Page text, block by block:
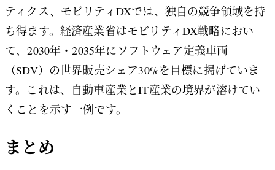
ティクス、モビリティDXでは、独自の競争領域を持
ち得ます。経済産業省はモビリティDX戦略におい
て、2030年・2035年にソフトウェア定義車両
（SDV）の世界販売シェア30%を目標に掲げていま
す。これは、自動車産業とIT産業の境界が溶けてい
くことを示す一例です。
まとめ